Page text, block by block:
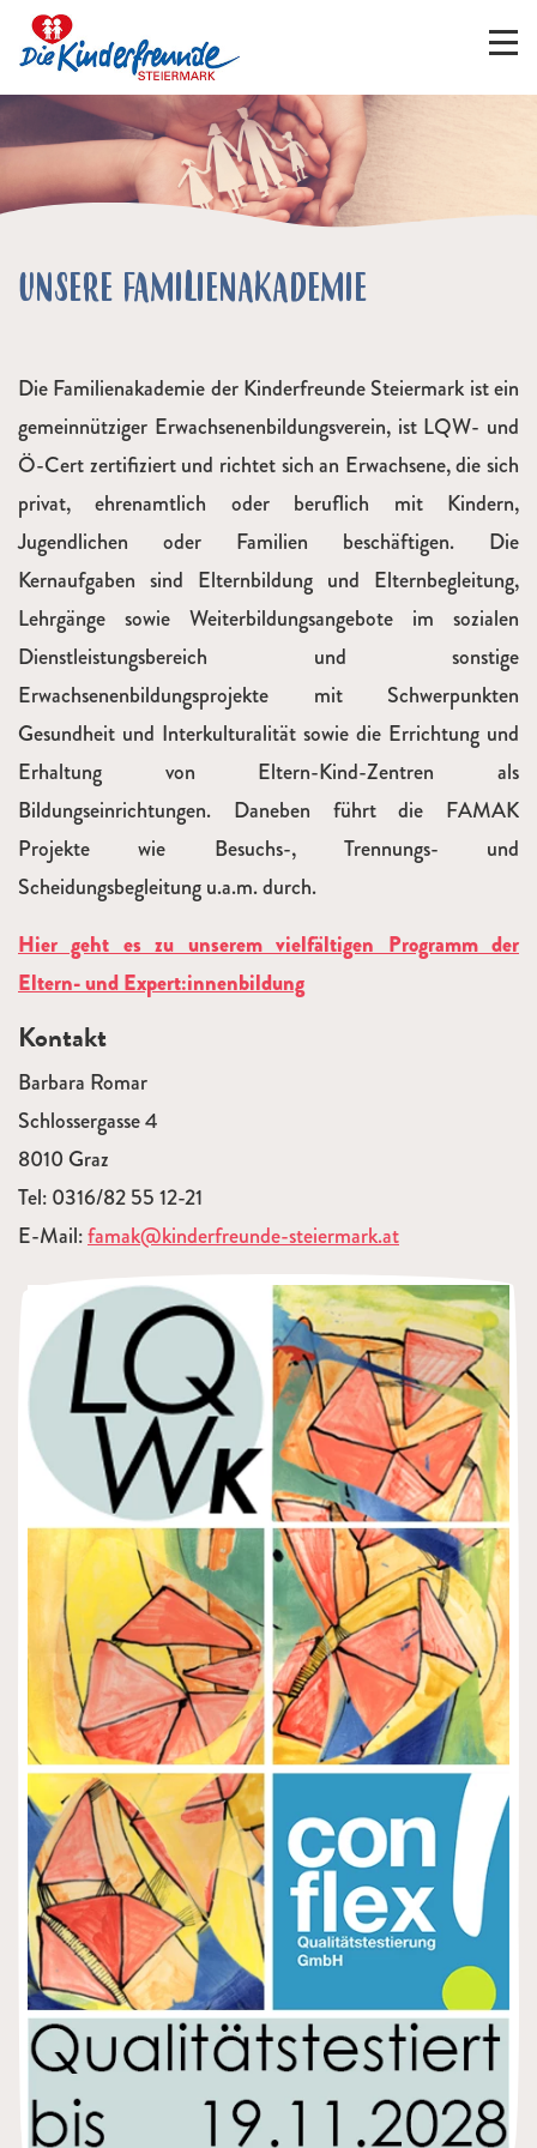
UNSERE FAMILIENAKADEMIE
Die Familienakademie der Kinderfreunde Steiermark ist ein
gemeinnütziger Erwachsenenbildungsverein, ist LQW- und
Ö-Cert zertifiziert und richtet sich an Erwachsene, die sich
privat, ehrenamtlich oder beruflich mit Kindern,
Jugendlichen oder Familien beschäftigen. Die
Kernaufgaben sind Elternbildung und Elternbegleitung,
Lehrgänge sowie Weiterbildungsangebote im sozialen
Dienstleistungsbereich und sonstige
Erwachsenenbildungsprojekte mit Schwerpunkten
Gesundheit und Interkulturalität sowie die Errichtung und
Erhaltung von Eltern-Kind-Zentren als
Bildungseinrichtungen. Daneben führt die FAMAK
Projekte wie Besuchs-, Trennungs- und
Scheidungsbegleitung u.a.m. durch.
Hier geht es zu unserem vielfältigen Programm der
Eltern- und Expert:innenbildung
Kontakt
Barbara Romar
Schlossergasse 4
8010 Graz
Tel: 0316/82 55 12-21
E-Mail:famak@kinderfreunde-steiermark.at